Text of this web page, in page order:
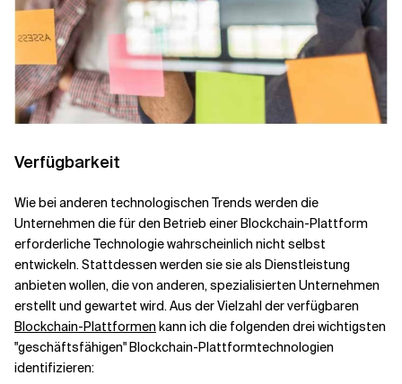
Verfügbarkeit
Wie bei anderen technologischen Trends werden die
Unternehmen die für den Betrieb einer Blockchain-Plattform
erforderliche Technologie wahrscheinlich nicht selbst
entwickeln. Stattdessen werden sie sie als Dienstleistung
anbieten wollen, die von anderen, spezialisierten Unternehmen
erstellt und gewartet wird. Aus der Vielzahl der verfügbaren
Blockchain-Plattformen kann ich die folgenden drei wichtigsten
"geschäftsfähigen" Blockchain-Plattformtechnologien
identifizieren: